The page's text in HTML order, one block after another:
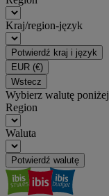
Kraj/region-język
Potwierdź kraj i język
EUR (€)
Wstecz
Wybierz walutę poniżej
Region
Waluta
Potwierdź walutę